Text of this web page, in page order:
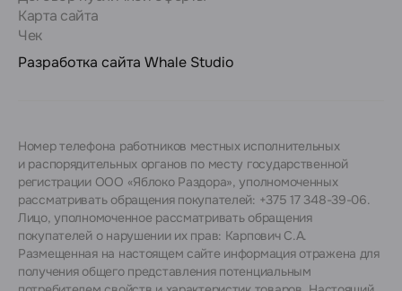
Карта сайта
Чек
Разработка сайта Whale Studio
Номер телефона работников местных исполнительных
и распорядительных органов по месту государственной
регистрации ООО «Яблоко Раздора», уполномоченных
рассматривать обращения покупателей: +375 17 348-39-06.
Лицо, уполномоченное рассматривать обращения
покупателей о нарушении их прав: Карпович С.А.
Размещенная на настоящем сайте информация отражена для
получения общего представления потенциальным